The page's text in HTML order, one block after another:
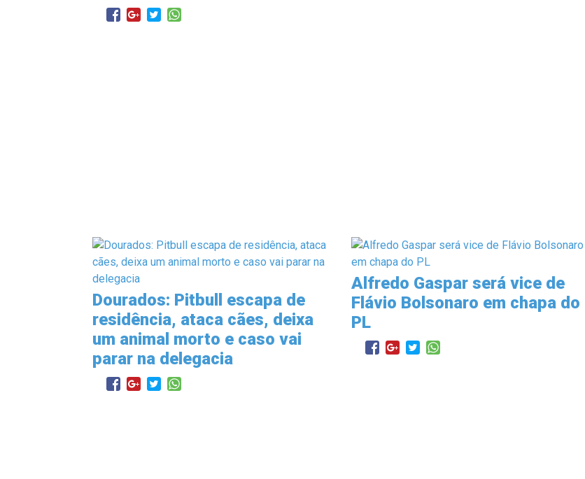
Dourados: Pitbull escapa de
residência, ataca cães, deixa
um animal morto e caso vai
parar na delegacia
Alfredo Gaspar será vice de
Flávio Bolsonaro em chapa do
PL